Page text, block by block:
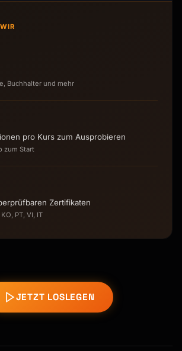
Buchhalter und mehr
pro Kurs zum Ausprobieren
zum Start
Zertifikaten
KO, PT, VI, IT
JETZT LOSLEGEN